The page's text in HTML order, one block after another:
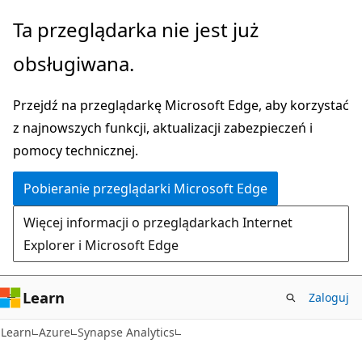
Przejdź
głównej
Ta przeglądarka nie jest już
obsługiwana.
Przejdź na przeglądarkę Microsoft Edge, aby korzystać
z najnowszych funkcji, aktualizacji zabezpieczeń i
pomocy technicznej.
Pobieranie przeglądarki Microsoft Edge
Więcej informacji o przeglądarkach Internet
Explorer i Microsoft Edge
Learn Zaloguj
Learn Azure Synapse Analytics